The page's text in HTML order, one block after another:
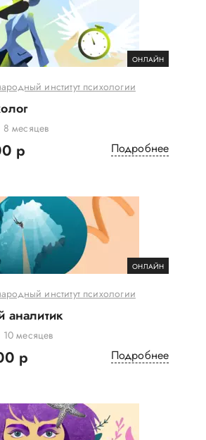
ОНЛАЙН
институт психологии
8 месяцев
р Подробнее
ОНЛАЙН
институт психологии
аналитик
10 месяцев
р Подробнее